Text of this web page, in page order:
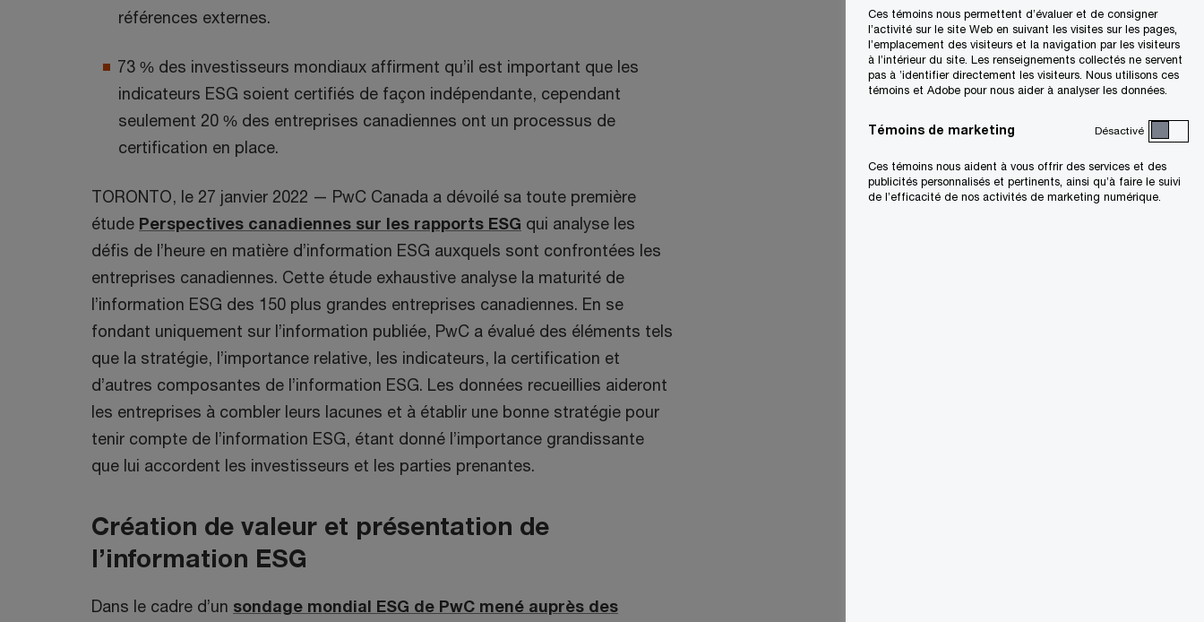
références externes.
73 % des investisseurs mondiaux affirment qu’il est important que les
indicateurs ESG soient certifiés de façon indépendante, cependant
seulement 20 % des entreprises canadiennes ont un processus de
certification en place.
TORONTO, le 27 janvier 2022 — PwC Canada a dévoilé sa toute première
étude Perspectives canadiennes sur les rapports ESG qui analyse les
défis de l’heure en matière d’information ESG auxquels sont confrontées les
entreprises canadiennes. Cette étude exhaustive analyse la maturité de
l’information ESG des 150 plus grandes entreprises canadiennes. En se
fondant uniquement sur l’information publiée, PwC a évalué des éléments tels
que la stratégie, l’importance relative, les indicateurs, la certification et
d’autres composantes de l’information ESG. Les données recueillies aideront
les entreprises à combler leurs lacunes et à établir une bonne stratégie pour
tenir compte de l’information ESG, étant donné l’importance grandissante
que lui accordent les investisseurs et les parties prenantes.
Création de valeur et présentation de
l’information ESG
Dans le cadre d’un sondage mondial ESG de PwC mené auprès des
Ces témoins nous permettent d’évaluer et de consigner
l’activité sur le site Web en suivant les visites sur les pages,
l’emplacement des visiteurs et la navigation par les visiteurs
à l’intérieur du site. Les renseignements collectés ne servent
pas à ’identifier directement les visiteurs. Nous utilisons ces
témoins et Adobe pour nous aider à analyser les données.
Témoins de marketing Désactivé
Ces témoins nous aident à vous offrir des services et des
publicités personnalisés et pertinents, ainsi qu’à faire le suivi
de l’efficacité de nos activités de marketing numérique.